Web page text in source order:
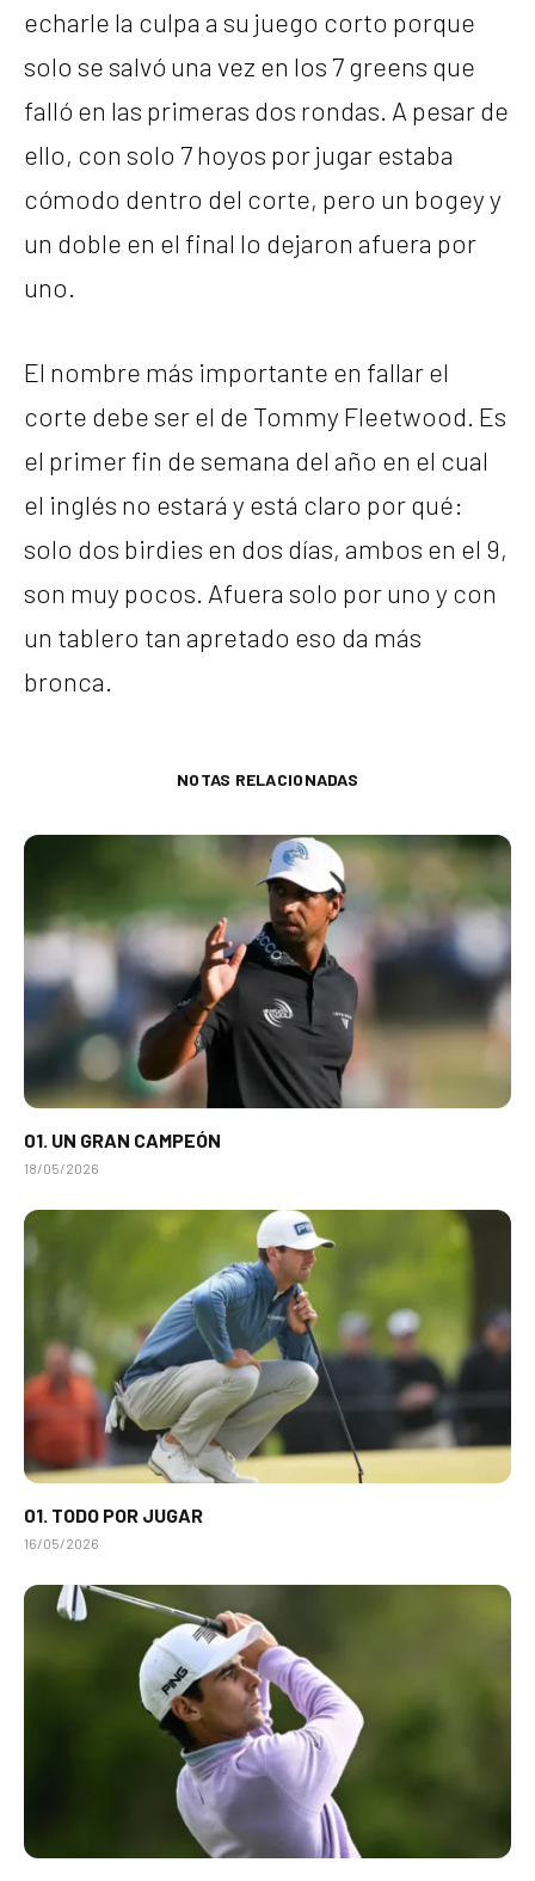
echarle la culpa a su juego corto porque
solo se salvó una vez en los 7 greens que
falló en las primeras dos rondas. A pesar de
ello, con solo 7 hoyos por jugar estaba
cómodo dentro del corte, pero un bogey y
un doble en el final lo dejaron afuera por
uno.
El nombre más importante en fallar el
corte debe ser el de Tommy Fleetwood. Es
el primer fin de semana del año en el cual
el inglés no estará y está claro por qué:
solo dos birdies en dos días, ambos en el 9,
son muy pocos. Afuera solo por uno y con
un tablero tan apretado eso da más
bronca.
NOTAS RELACIONADAS
01. UN GRAN CAMPEÓN
18/05/2026
01. TODO POR JUGAR
16/05/2026